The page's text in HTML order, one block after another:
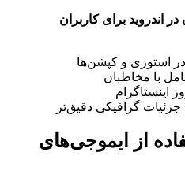
اندروید برای کاربران
استوری و کپشن‌ها
با مخاطبان
اینستاگرام
گرافیکی دقیق‌تر
از ایموجی‌های